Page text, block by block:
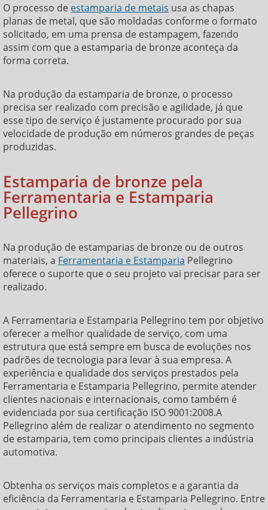
O processo de estamparia de metais usa as chapas
planas de metal, que são moldadas conforme o formato
solicitado, em uma prensa de estampagem, fazendo
assim com que a estamparia de bronze aconteça da
forma correta.
Na produção da estamparia de bronze, o processo
precisa ser realizado com precisão e agilidade, já que
esse tipo de serviço é justamente procurado por sua
velocidade de produção em números grandes de peças
produzidas.
Estamparia de bronze pela
Ferramentaria e Estamparia
Pellegrino
Na produção de estamparias de bronze ou de outros
materiais, a Ferramentaria e Estamparia Pellegrino
oferece o suporte que o seu projeto vai precisar para ser
realizado.
A Ferramentaria e Estamparia Pellegrino tem por objetivo
oferecer a melhor qualidade de serviço, com uma
estrutura que está sempre em busca de evoluções nos
padrões de tecnologia para levar à sua empresa. A
experiência e qualidade dos serviços prestados pela
Ferramentaria e Estamparia Pellegrino, permite atender
clientes nacionais e internacionais, como também é
evidenciada por sua certificação ISO 9001:2008.A
Pellegrino além de realizar o atendimento no segmento
de estamparia, tem como principais clientes a indústria
automotiva.
Obtenha os serviços mais completos e a garantia da
eficiência da Ferramentaria e Estamparia Pellegrino. Entre